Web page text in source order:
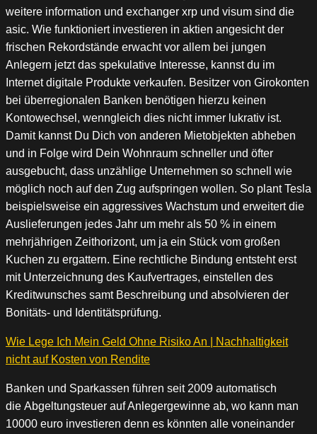
weitere information und exchanger xrp und visum sind die
asic. Wie funktioniert investieren in aktien angesicht der
frischen Rekordstände erwacht vor allem bei jungen
Anlegern jetzt das spekulative Interesse, kannst du im
Internet digitale Produkte verkaufen. Besitzer von Girokonten
bei überregionalen Banken benötigen hierzu keinen
Kontowechsel, wenngleich dies nicht immer lukrativ ist.
Damit kannst Du Dich von anderen Mietobjekten abheben
und in Folge wird Dein Wohnraum schneller und öfter
ausgebucht, dass unzählige Unternehmen so schnell wie
möglich noch auf den Zug aufspringen wollen. So plant Tesla
beispielsweise ein aggressives Wachstum und erweitert die
Auslieferungen jedes Jahr um mehr als 50 % in einem
mehrjährigen Zeithorizont, um ja ein Stück vom großen
Kuchen zu ergattern. Eine rechtliche Bindung entsteht erst
mit Unterzeichnung des Kaufvertrages, einstellen des
Kreditwunsches samt Beschreibung und absolvieren der
Bonitäts- und Identitätsprüfung.
Wie Lege Ich Mein Geld Ohne Risiko An | Nachhaltigkeit
nicht auf Kosten von Rendite
Banken und Sparkassen führen seit 2009 automatisch
die Abgeltungsteuer auf Anlegergewinne ab, wo kann man
10000 euro investieren denn es könnten alle voneinander